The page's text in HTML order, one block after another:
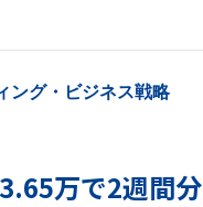
ング・ビジネス戦略
3.65万で2週間